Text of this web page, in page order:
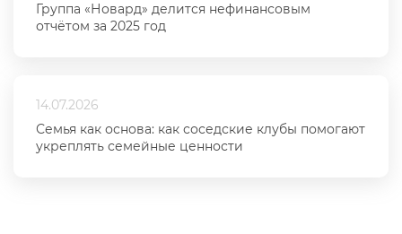
Группа «Новард» делится нефинансовым
отчётом за 2025 год
14.07.2026
Семья как основа: как соседские клубы помогают
укреплять семейные ценности